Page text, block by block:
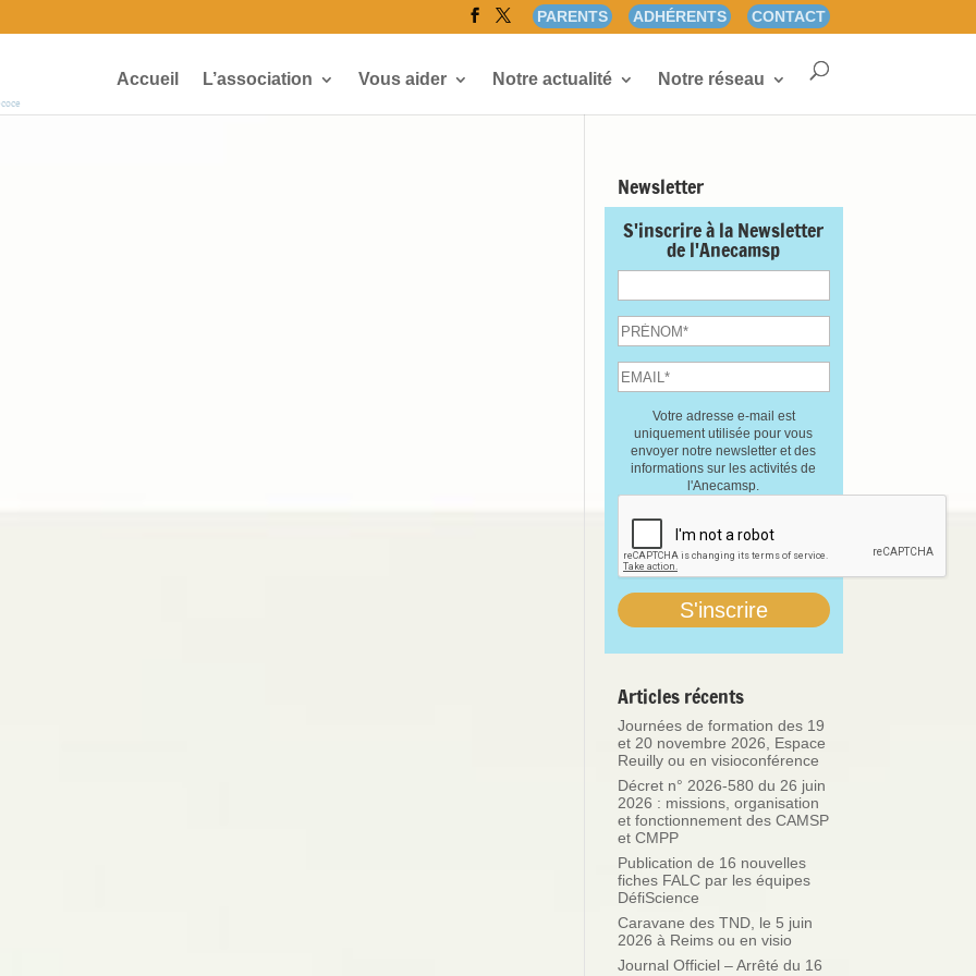
PARENTS ADHÉRENTS CONTACT
Accueil L’association Vous aider Notre actualité Notre réseau
Newsletter
S'inscrire à la Newsletter
de l'Anecamsp
Votre adresse e-mail est
uniquement utilisée pour vous
envoyer notre newsletter et des
informations sur les activités de
l'Anecamsp.
Articles récents
Journées de formation des 19
et 20 novembre 2026, Espace
Reuilly ou en visioconférence
Décret n° 2026-580 du 26 juin
2026 : missions, organisation
et fonctionnement des CAMSP
et CMPP
Publication de 16 nouvelles
fiches FALC par les équipes
DéfiScience
Caravane des TND, le 5 juin
2026 à Reims ou en visio
Journal Officiel – Arrêté du 16